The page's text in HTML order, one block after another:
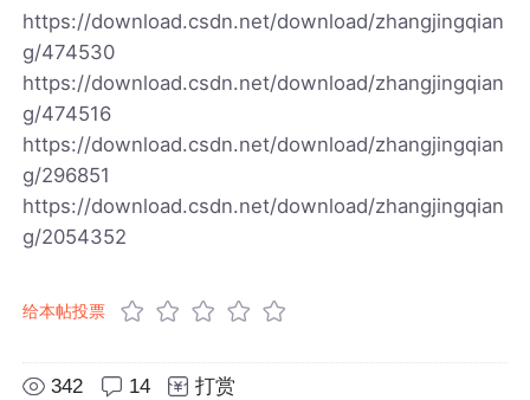
https://download.csdn.net/download/zhangjingqian
g/474530
https://download.csdn.net/download/zhangjingqian
g/474516
https://download.csdn.net/download/zhangjingqian
g/296851
https://download.csdn.net/download/zhangjingqian
g/2054352
给本帖投票
342 14 打赏